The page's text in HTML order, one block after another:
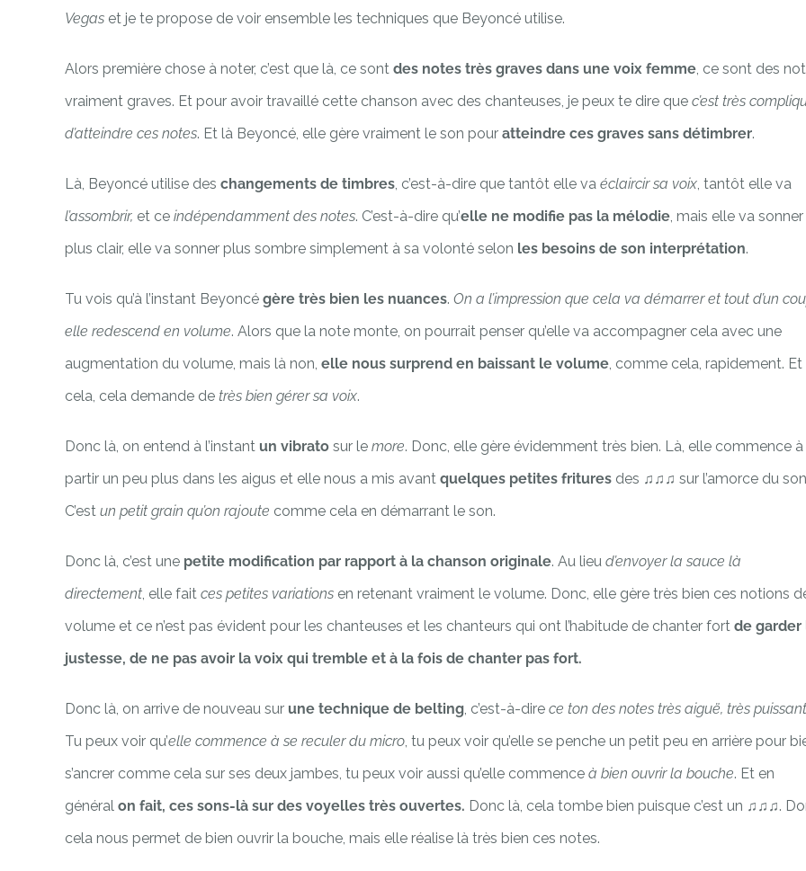
Vegas et je te propose de voir ensemble les techniques que Beyoncé utilise.
Alors première chose à noter, c’est que là, ce sont des notes très graves dans une voix femme, ce sont des
vraiment graves. Et pour avoir travaillé cette chanson avec des chanteuses, je peux te dire que c’est très
d’atteindre ces notes. Et là Beyoncé, elle gère vraiment le son pour atteindre ces graves sans détimbrer.
Là, Beyoncé utilise des changements de timbres, c’est-à-dire que tantôt elle va éclaircir sa voix, tantôt elle va
l’assombrir, et ce indépendamment des notes. C’est-à-dire qu’elle ne modifie pas la mélodie, mais elle va sonner
plus clair, elle va sonner plus sombre simplement à sa volonté selon les besoins de son interprétation.
Tu vois qu’à l’instant Beyoncé gère très bien les nuances. On a l’impression que cela va démarrer et tout d’un
elle redescend en volume. Alors que la note monte, on pourrait penser qu’elle va accompagner cela avec une
augmentation du volume, mais là non, elle nous surprend en baissant le volume, comme cela, rapidement. Et
cela, cela demande de très bien gérer sa voix.
Donc là, on entend à l’instant un vibrato sur le more. Donc, elle gère évidemment très bien. Là, elle commence à
partir un peu plus dans les aigus et elle nous a mis avant quelques petites fritures des ♫♫♫ sur l’amorce du
C’est un petit grain qu’on rajoute comme cela en démarrant le son.
Donc là, c’est une petite modification par rapport à la chanson originale. Au lieu d’envoyer la sauce là
directement, elle fait ces petites variations en retenant vraiment le volume. Donc, elle gère très bien ces notions
volume et ce n’est pas évident pour les chanteuses et les chanteurs qui ont l’habitude de chanter fort de garder
justesse, de ne pas avoir la voix qui tremble et à la fois de chanter pas fort.
Donc là, on arrive de nouveau sur une technique de belting, c’est-à-dire ce ton des notes très aiguë, très
Tu peux voir qu’elle commence à se reculer du micro, tu peux voir qu’elle se penche un petit peu en arrière pour
s’ancrer comme cela sur ses deux jambes, tu peux voir aussi qu’elle commence à bien ouvrir la bouche. Et en
général on fait, ces sons-là sur des voyelles très ouvertes. Donc là, cela tombe bien puisque c’est un ♫♫♫.
cela nous permet de bien ouvrir la bouche, mais elle réalise là très bien ces notes.